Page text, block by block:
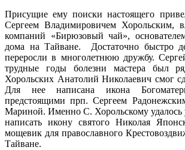
Присущие ему поиски настоящего
Сергеем Владимировичем Хорольским,
компаний «Бирюзовый чай»,
дома на Тайване.
Достаточно быстро
переросли в многолетнюю дружбу.
трудные годы болезни мастера был
Хорольских Анатолий Николаевич смог
Для нее написана икона
предстоящими прп. Сергеем
Мариной. Именно С. Хорольскому удалось
написать икону святого Николая
мощевик для православного
Тайване.